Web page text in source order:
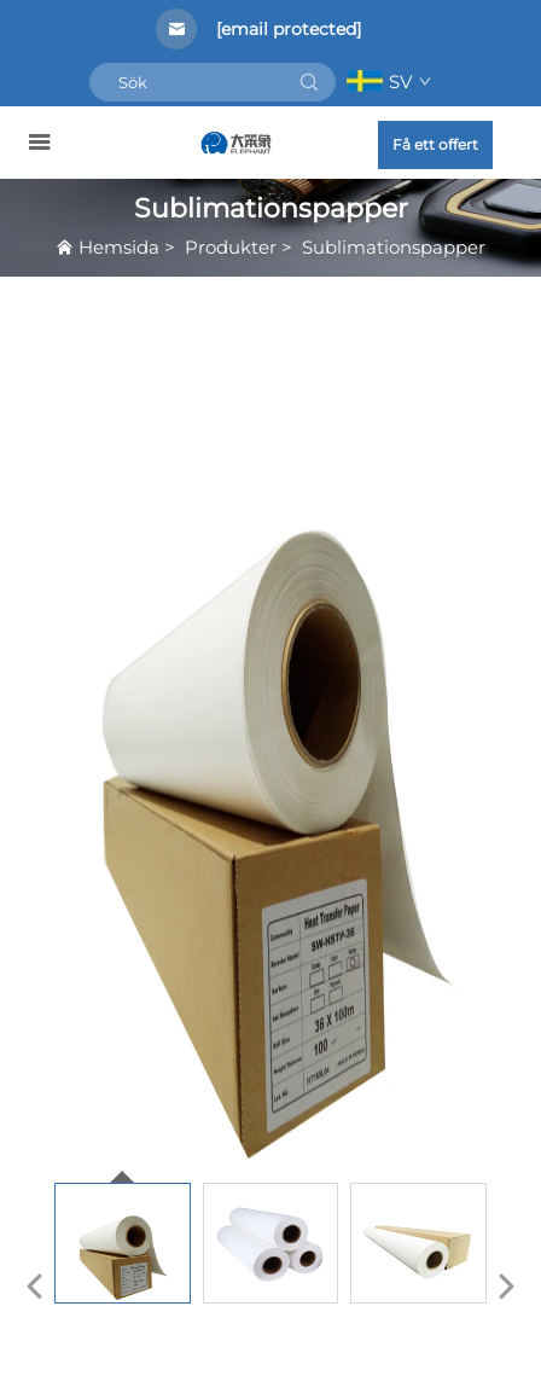
[email protected]
SV
Få ett offert
Sublimationspapper
Hemsida > Produkter > Sublimationspapper